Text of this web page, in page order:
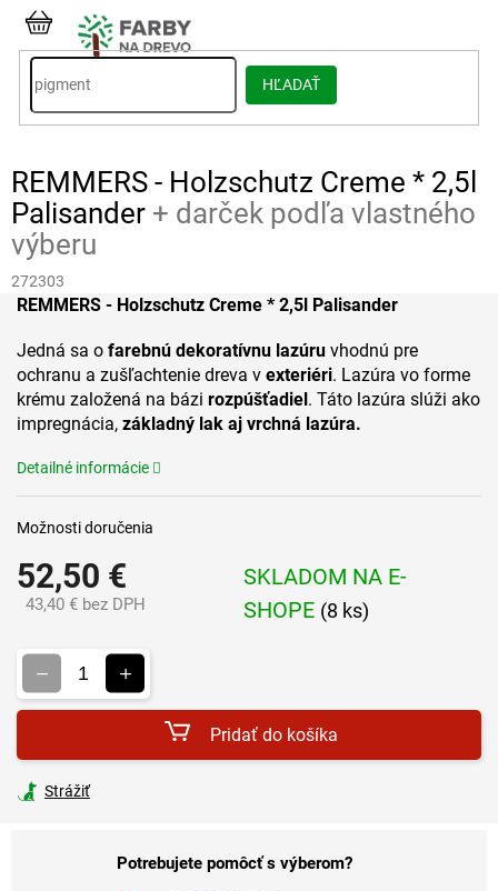
Prejsť
obsah
HĽADAŤ
NÁKUPNÝ
KOŠÍK
REMMERS - Holzschutz Creme * 2,5l
Palisander + darček podľa vlastného
výberu
272303
52,50 €
43,40 € bez DPH
SKLADOM NA E-
SHOPE (8 ks)
Možnosti doručenia
Pridať do košíka
REMMERS - Holzschutz Creme * 2,5l Palisander
Jedná sa o farebnú dekoratívnu lazúru vhodnú pre
ochranu a zušľachtenie dreva v exteriéri. Lazúra vo forme
krému založená na bázi rozpúšťadiel. Táto lazúra slúži ako
impregnácia, základný lak aj vrchná lazúra.
Detailné informácie
Strážiť
Potrebujete pomôcť s výberom?